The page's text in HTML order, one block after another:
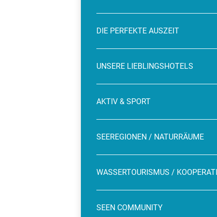
DIE PERFEKTE AUSZEIT
UNSERE LIEBLINGSHOTELS
AKTIV & SPORT
SEEREGIONEN / NATURRÄUME
WASSERTOURISMUS /
SEEN COMMUNITY